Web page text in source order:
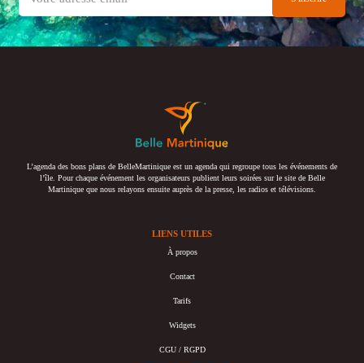
L’agenda des bons plans de BelleMartinique est un agenda qui regroupe tous les événements de
l’île. Pour chaque événement les organisateurs publient leurs soirées sur le site de Belle
Martinique que nous relayons ensuite auprès de la presse, les radios et télévisions.
LIENS UTILES
À propos
Contact
Tarifs
Widgets
CGU / RGPD